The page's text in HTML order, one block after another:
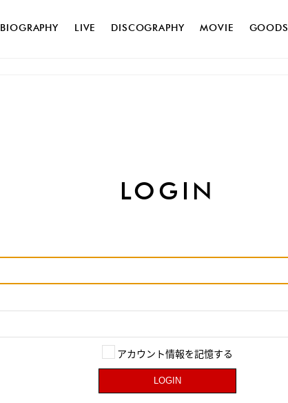
BIOGRAPHY LIVE DISCOGRAPHY MOVIE GOODS
LOGIN
アカウント情報を記憶する
LOGIN